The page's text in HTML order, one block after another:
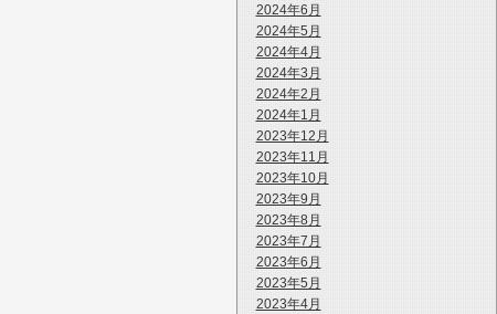
2024年6月
2024年5月
2024年4月
2024年3月
2024年2月
2024年1月
2023年12月
2023年11月
2023年10月
2023年9月
2023年8月
2023年7月
2023年6月
2023年5月
2023年4月